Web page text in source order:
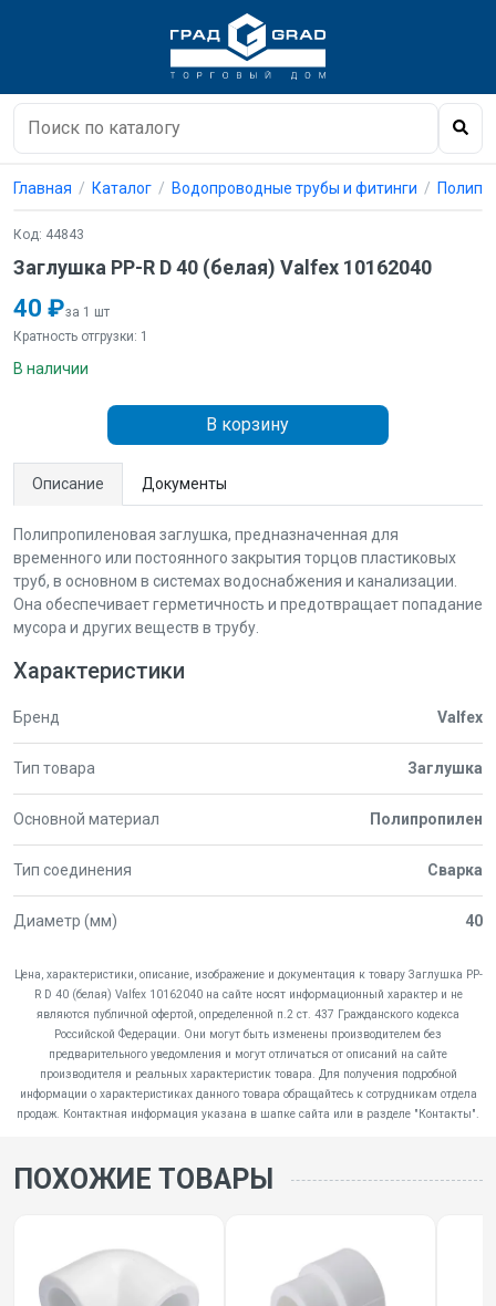
Главная Каталог Водопроводные трубы и фитинги
Код: 44843
Заглушка PP-R D 40 (белая) Valfex 10162040
40 ₽за 1 шт
Кратность отгрузки: 1
В наличии
В корзину
Описание Документы
Полипропиленовая заглушка, предназначенная для
временного или постоянного закрытия торцов пластиковых
труб, в основном в системах водоснабжения и канализации.
Она обеспечивает герметичность и предотвращает попадание
мусора и других веществ в трубу.
Характеристики
Бренд Valfex
Тип товара Заглушка
Основной материал Полипропилен
Тип соединения Сварка
Диаметр (мм) 40
Цена, характеристики, описание, изображение и документация к товару Заглушка PP-
R D 40 (белая) Valfex 10162040 на сайте носят информационный характер и не
являются публичной офертой, определенной п.2 ст. 437 Гражданского кодекса
Российской Федерации. Они могут быть изменены производителем без
предварительного уведомления и могут отличаться от описаний на сайте
производителя и реальных характеристик товара. Для получения подробной
информации о характеристиках данного товара обращайтесь к сотрудникам отдела
продаж. Контактная информация указана в шапке сайта или в разделе "Контакты".
ПОХОЖИЕ ТОВАРЫ